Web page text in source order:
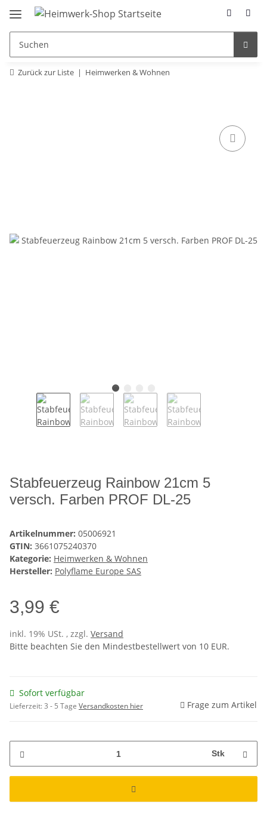
Zurück zur Liste Heimwerken & Wohnen
Stabfeuerzeug Rainbow 21cm 5
versch. Farben PROF DL-25
Artikelnummer: 05006921
GTIN: 3661075240370
Kategorie: Heimwerken & Wohnen
Hersteller: Polyflame Europe SAS
3,99 €
inkl. 19% USt. , zzgl. Versand
Bitte beachten Sie den Mindestbestellwert von 10 EUR.
Sofort verfügbar
Lieferzeit:3 - 5 Tage Versandkosten hier Frage zum Artikel
Stk